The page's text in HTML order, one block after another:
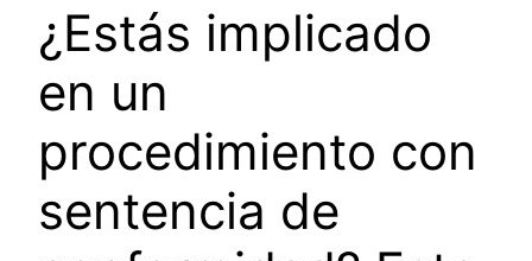
¿Estás implicado
en un
procedimiento con
sentencia de